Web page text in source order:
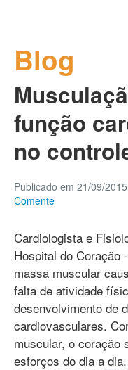
Blog
função
no
Publicado em 21/09/
Comente
Cardiologista e
Hospital do Coração
massa muscular
falta de atividade
desenvolvimento de
cardiovasculares.
muscular, o coração
esforços do dia a dia.